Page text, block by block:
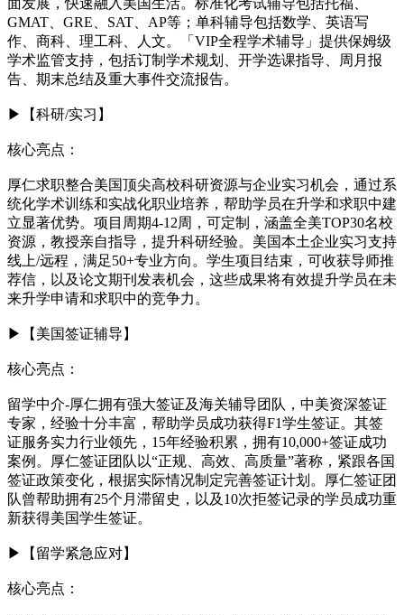
面发展，快速融入美国生活。标准化考试辅导包括托福、
GMAT、GRE、SAT、AP等；单科辅导包括数学、英语写
作、商科、理工科、人文。「VIP全程学术辅导」提供保姆级
学术监管支持，包括订制学术规划、开学选课指导、周月报
告、期末总结及重大事件交流报告。
▶【科研/实习】
核心亮点：
厚仁求职整合美国顶尖高校科研资源与企业实习机会，通过系
统化学术训练和实战化职业培养，帮助学员在升学和求职中建
立显著优势。项目周期4-12周，可定制，涵盖全美TOP30名校
资源，教授亲自指导，提升科研经验。美国本土企业实习支持
线上/远程，满足50+专业方向。学生项目结束，可收获导师推
荐信，以及论文期刊发表机会，这些成果将有效提升学员在未
来升学申请和求职中的竞争力。
▶【美国签证辅导】
核心亮点：
留学中介-厚仁拥有强大签证及海关辅导团队，中美资深签证
专家，经验十分丰富，帮助学员成功获得F1学生签证。其签
证服务实力行业领先，15年经验积累，拥有10,000+签证成功
案例。厚仁签证团队以“正规、高效、高质量”著称，紧跟各国
签证政策变化，根据实际情况制定完善签证计划。厚仁签证团
队曾帮助拥有25个月滞留史，以及10次拒签记录的学员成功重
新获得美国学生签证。
▶【留学紧急应对】
核心亮点：